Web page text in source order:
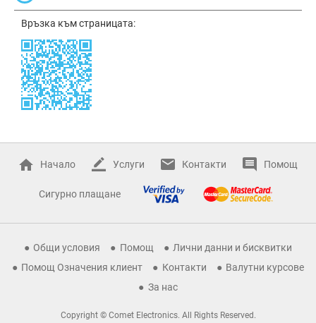
Връзка към страницата:
Начало Услуги Контакти Помощ
Сигурно плащане
Общи условия Помощ
Лични данни и бисквитки
Помощ Означения клиент
Контакти
Валутни курсове
За нас
Copyright © Comet Electronics. All Rights Reserved.